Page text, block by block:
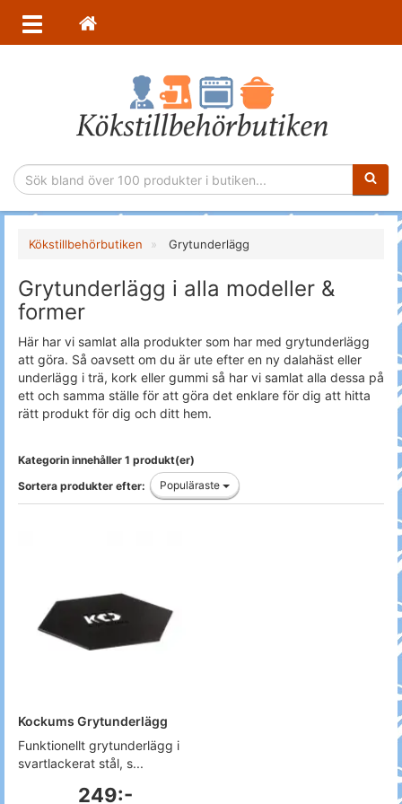
Kökstillbehörbutiken Grytunderlägg
Grytunderlägg i alla modeller &
former
Här har vi samlat alla produkter som har med grytunderlägg
att göra. Så oavsett om du är ute efter en ny dalahäst eller
underlägg i trä, kork eller gummi så har vi samlat alla dessa på
ett och samma ställe för att göra det enklare för dig att hitta
rätt produkt för dig och ditt hem.
Kategorin innehåller 1 produkt(er)
Sortera produkter efter:
Populäraste
Kockums Grytunderlägg
Funktionellt grytunderlägg i
svartlackerat stål, s...
249:-